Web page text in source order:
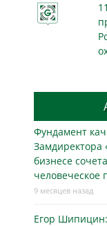
Фундамент
Замдиректора
бизнесe
человеческое
9 месяцев назад
Егор